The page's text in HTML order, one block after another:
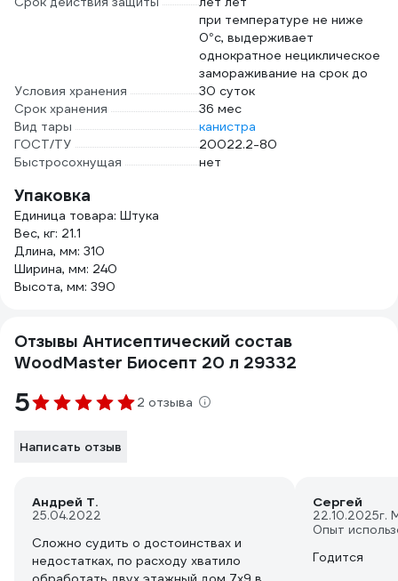
Условия хранения
при температуре не ниже
0°c, выдерживает
однократное нециклическое
замораживание на срок до
30 суток
Срок хранения
36 мес
Вид тары
канистра
ГОСТ/ТУ
20022.2-80
Быстросохнущая
нет
Упаковка
Единица товара: Штука
Вес, кг: 21.1
Длина, мм: 310
Ширина, мм: 240
Высота, мм: 390
Отзывы Антисептический состав
WoodMaster Биосепт 20 л 29332
5 2 отзыва
Написать отзыв
Андрей Т.
25.04.2022
Сложно судить о достоинствах и
недостатках, по расходу хватило
Сергей
22.10.2025г.
Опыт
Годится